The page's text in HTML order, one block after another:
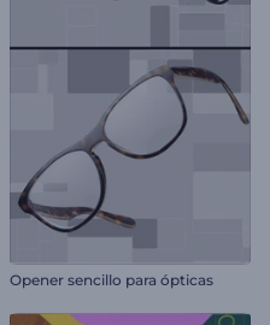
Opener sencillo para ópticas